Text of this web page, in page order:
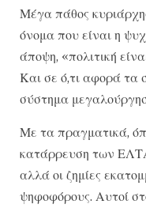
Μέγα πάθος
όνομα που είναι η
άποψη, «πολιτική
Και σε ό,τι αφορά τα
σύστημα
Με τα πραγματικά,
κατάρρευση των
αλλά οι ζημίες
ψηφοφόρους. Αυτοί